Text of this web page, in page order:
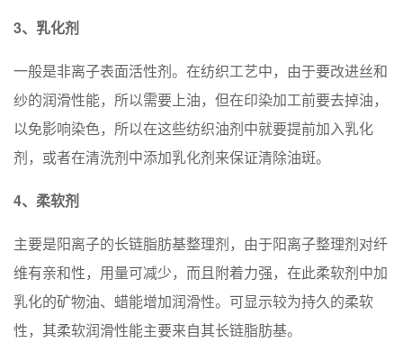
3、乳化剂
⼀般是非离子表面活性剂。在纺织工艺中，由于要改进丝和
纱的润滑性能，所以需要上油，但在印染加工前要去掉油，
以免影响染色，所以在这些纺织油剂中就要提前加入乳化
剂，或者在清洗剂中添加乳化剂来保证清除油斑。
4、柔软剂
主要是阳离子的长链脂肪基整理剂，由于阳离⼦整理剂对纤
维有亲和性，用量可减少，而且附着力强，在此柔软剂中加
乳化的矿物油、蜡能增加润滑性。可显示较为持久的柔软
性，其柔软润滑性能主要来⾃其长链脂肪基。